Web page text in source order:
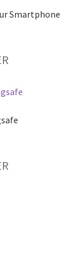
Smartphone